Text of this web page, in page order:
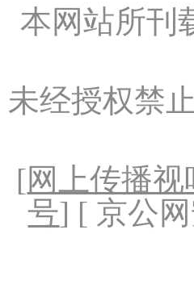
本网站所刊
未经授权禁
[网上传播
号] [ 京公